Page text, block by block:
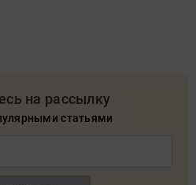
на рассылку
статьями